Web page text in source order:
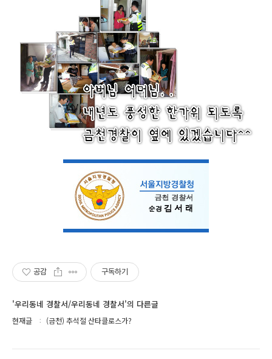
공감 구독하기
'우리동네 경찰서/우리동네 경찰서'의 다른글
현재글 (금천) 추석절 산타클로스가?